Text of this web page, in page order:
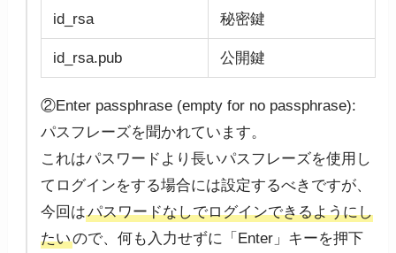
id_rsa 秘密鍵
id_rsa.pub 公開鍵
②Enter passphrase (empty for no passphrase):
パスフレーズを聞かれています。
これはパスワードより長いパスフレーズを使用し
てログインをする場合には設定するべきですが、
今回はパスワードなしでログインできるようにし
たいので、何も入力せずに「Enter」キーを押下